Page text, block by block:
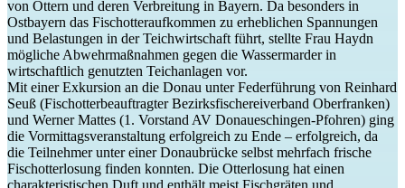
von Ottern und deren Verbreitung in Bayern. Da besonders in
Ostbayern das Fischotteraufkommen zu erheblichen Spannungen
und Belastungen in der Teichwirtschaft führt, stellte Frau Haydn
mögliche Abwehrmaßnahmen gegen die Wassermarder in
wirtschaftlich genutzten Teichanlagen vor.
Mit einer Exkursion an die Donau unter Federführung von Reinhard
Seuß (Fischotterbeauftragter Bezirksfischereiverband Oberfranken)
und Werner Mattes (1. Vorstand AV Donaueschingen-Pfohren) ging
die Vormittagsveranstaltung erfolgreich zu Ende – erfolgreich, da
die Teilnehmer unter einer Donaubrücke selbst mehrfach frische
Fischotterlosung finden konnten. Die Otterlosung hat einen
charakteristischen Duft und enthält meist Fischgräten und